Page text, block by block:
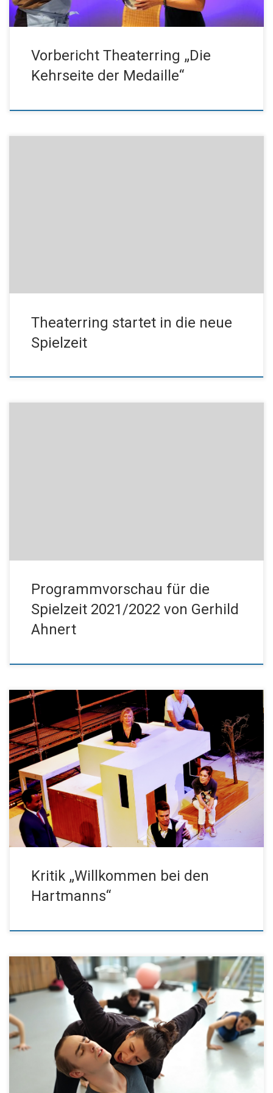
Vorbericht Theaterring „Die
Kehrseite der Medaille“
Theaterring startet in die neue
Spielzeit
Programmvorschau für die
Spielzeit 2021/2022 von Gerhild
Ahnert
Liebe Freunde des Kissinger Theaterrings, mit Frau Ahnerts Kritik
zur Vorstellung vom vergangenen Dienstag möchten wir Ihnen
etwas Abwechslung zu den Nachrichten bieten, die derzeit ja
leider von Corona dominiert werden. Kritik Hartmanns Viel
Vergnügen beim Lesen und bleiben Sie gesund! Beste Grüße Für
den Vorstand Dr. Elisabeth Müller
Kritik „Willkommen bei den
Hartmanns“
Liebe Freunde des Kissinger Theaterrings, anbei senden wir Ihnen
den Vorbericht zum Rockballett „Dracula“, das am 06.02.2020
im Kurtheater aufgeführt wird. Wir wünschen viel Spaß beim
Lesen! Vorbericht Dracula Herzliche & sonnige Grüße vom
Vorstand Dr. Elisabeth Müller